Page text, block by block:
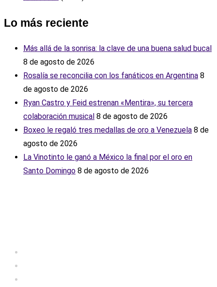
Lo más reciente
Más allá de la sonrisa: la clave de una buena salud bucal
8 de agosto de 2026
Rosalía se reconcilia con los fanáticos en Argentina 8
de agosto de 2026
Ryan Castro y Feid estrenan «Mentira», su tercera
colaboración musical 8 de agosto de 2026
Boxeo le regaló tres medallas de oro a Venezuela 8 de
agosto de 2026
La Vinotinto le ganó a México la final por el oro en
Santo Domingo 8 de agosto de 2026